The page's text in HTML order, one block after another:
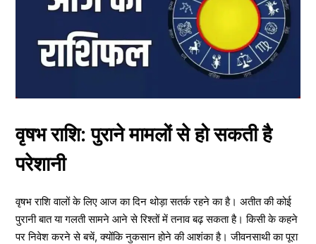
वृषभ राशि: पुराने मामलों से हो सकती है
परेशानी
वृषभ राशि वालों के लिए आज का दिन थोड़ा सतर्क रहने का है। अतीत की कोई
पुरानी बात या गलती सामने आने से रिश्तों में तनाव बढ़ सकता है। किसी के कहने
पर निवेश करने से बचें, क्योंकि नुकसान होने की आशंका है। जीवनसाथी का पूरा